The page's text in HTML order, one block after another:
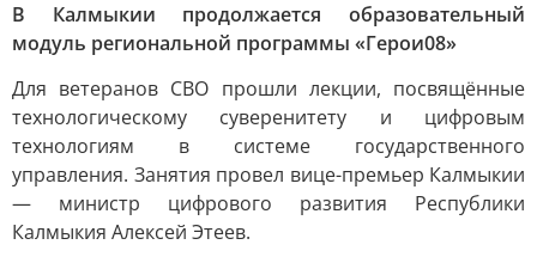
В Калмыкии продолжается образовательный
модуль региональной программы «Герои08»
Для ветеранов СВО прошли лекции, посвящённые
технологическому суверенитету и цифровым
технологиям в системе государственного
управления. Занятия провел вице-премьер Калмыкии
— министр цифрового развития Республики
Калмыкия Алексей Этеев.